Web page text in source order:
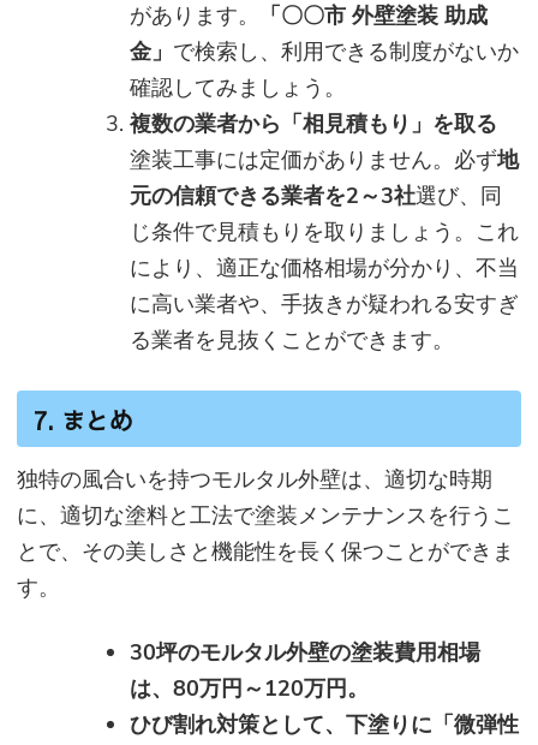
があります。
「〇〇市 外壁塗装 助成
金」 で検索し、利用できる制度がないか
確認してみましょう。
複数の業者から「相見積もり」を取る
塗装工事には定価がありません。必ず地
元の信頼できる業者を2～3社選び、同
じ条件で見積もりを取りましょう。これ
により、適正な価格相場が分かり、不当
に高い業者や、手抜きが疑われる安すぎ
る業者を見抜くことができます。
7. まとめ
独特の風合いを持つモルタル外壁は、適切な時期
に、適切な塗料と工法で塗装メンテナンスを行うこ
とで、その美しさと機能性を長く保つことができま
す。
30坪のモルタル外壁の塗装費用相場
は、80万円～120万円。
ひび割れ対策として、下塗りに「微弾性